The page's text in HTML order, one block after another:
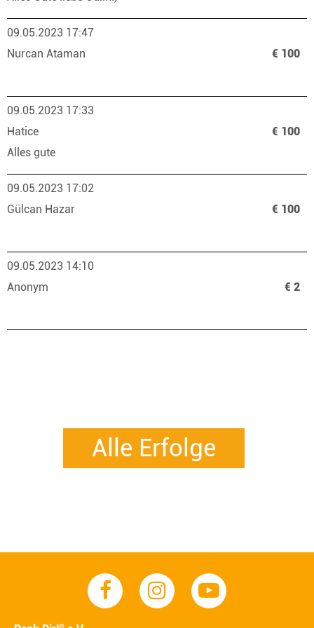
09.05.2023 17:47
Nurcan Ataman
€ 100
09.05.2023 17:33
Hatice
€ 100
Alles gute
09.05.2023 17:02
Gülcan Hazar
€ 100
09.05.2023 14:10
Anonym
€ 2
Alle Erfolge